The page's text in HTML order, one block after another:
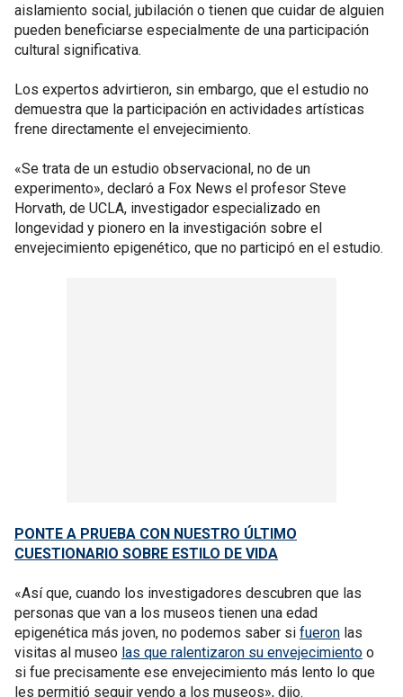
aislamiento social, jubilación o tienen que cuidar de alguien
pueden beneficiarse especialmente de una participación
cultural significativa.
Los expertos advirtieron, sin embargo, que el estudio no
demuestra que la participación en actividades artísticas
frene directamente el envejecimiento.
«Se trata de un estudio observacional, no de un
experimento», declaró a Fox News el profesor Steve
Horvath, de UCLA, investigador especializado en
longevidad y pionero en la investigación sobre el
envejecimiento epigenético, que no participó en el estudio.
PONTE A PRUEBA CON NUESTRO ÚLTIMO
CUESTIONARIO SOBRE ESTILO DE VIDA
«Así que, cuando los investigadores descubren que las
personas que van a los museos tienen una edad
epigenética más joven, no podemos saber si fueron las
visitas al museo las que ralentizaron su envejecimiento o
si fue precisamente ese envejecimiento más lento lo que
les permitió seguir yendo a los museos», dijo.